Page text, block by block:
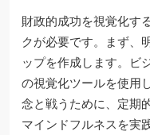
財政的成功を視覚化す
クが必要です。まず、
ップを作成します。ビ
の視覚化ツールを使用
念と戦うために、定期
マインドフルネスを実